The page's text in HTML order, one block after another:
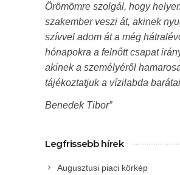
Örömömre szolgál, hogy
szakember veszi át, akinek
szívvel adom át a még
hónapokra a felnőtt csapat
akinek a személyéről
tájékoztatjuk a vízilabda
Benedek Tibor”
Legfrissebb hírek
Augusztusi piaci körkép